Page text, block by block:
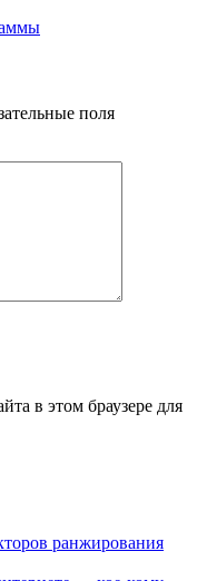
поля
в этом браузере для
ранжирования